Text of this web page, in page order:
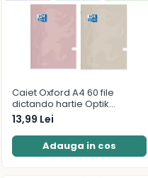
Caiet Oxford A4 60 file
dictando hartie Optik
80g/mp Touch Pastel
13,99 Lei
Adauga in cos